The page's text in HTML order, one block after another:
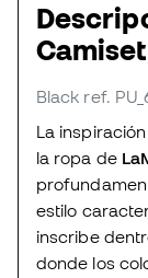
Black ref.
La
la ropa de
estilo
inscribe
donde los